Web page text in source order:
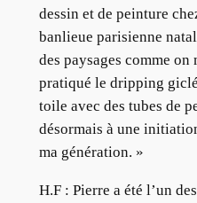
dessin et de peinture
banlieue parisienne
des paysages comme
pratiqué le dripping
toile avec des tubes de
désormais à une
ma génération. »
H.F : Pierre a été l’un